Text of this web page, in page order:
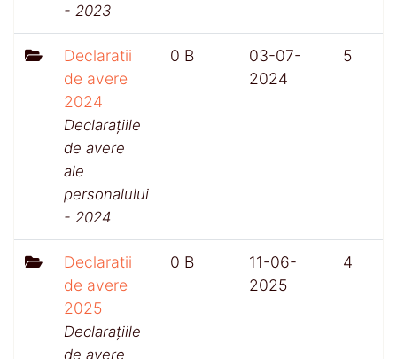
- 2023
Declaratii
de avere
2024
Declarațiile
de avere
ale
personalului
- 2024
0 B
03-07-
2024
5
Declaratii
de avere
2025
Declarațiile
de avere
0 B
11-06-
2025
4